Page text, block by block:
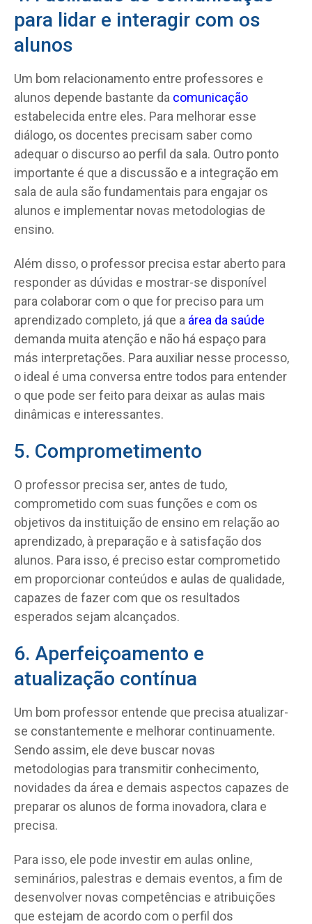
para lidar e interagir com os
alunos
Um bom relacionamento entre professores e
alunos depende bastante da comunicação
estabelecida entre eles. Para melhorar esse
diálogo, os docentes precisam saber como
adequar o discurso ao perfil da sala. Outro ponto
importante é que a discussão e a integração em
sala de aula são fundamentais para engajar os
alunos e implementar novas metodologias de
ensino.
Além disso, o professor precisa estar aberto para
responder as dúvidas e mostrar-se disponível
para colaborar com o que for preciso para um
aprendizado completo, já que a área da saúde
demanda muita atenção e não há espaço para
más interpretações. Para auxiliar nesse processo,
o ideal é uma conversa entre todos para entender
o que pode ser feito para deixar as aulas mais
dinâmicas e interessantes.
5. Comprometimento
O professor precisa ser, antes de tudo,
comprometido com suas funções e com os
objetivos da instituição de ensino em relação ao
aprendizado, à preparação e à satisfação dos
alunos. Para isso, é preciso estar comprometido
em proporcionar conteúdos e aulas de qualidade,
capazes de fazer com que os resultados
esperados sejam alcançados.
6. Aperfeiçoamento e
atualização contínua
Um bom professor entende que precisa atualizar-
se constantemente e melhorar continuamente.
Sendo assim, ele deve buscar novas
metodologias para transmitir conhecimento,
novidades da área e demais aspectos capazes de
preparar os alunos de forma inovadora, clara e
precisa.
Para isso, ele pode investir em aulas online,
seminários, palestras e demais eventos, a fim de
desenvolver novas competências e atribuições
que estejam de acordo com o perfil dos